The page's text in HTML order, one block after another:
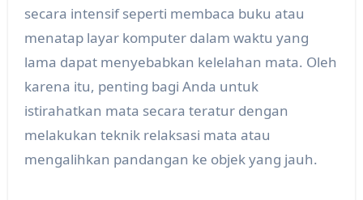
secara intensif seperti membaca buku atau
menatap layar komputer dalam waktu yang
lama dapat menyebabkan kelelahan mata. Oleh
karena itu, penting bagi Anda untuk
istirahatkan mata secara teratur dengan
melakukan teknik relaksasi mata atau
mengalihkan pandangan ke objek yang jauh.